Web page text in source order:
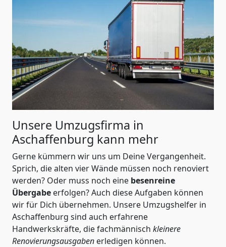
Unsere Umzugsfirma in
Aschaffenburg kann mehr
Gerne kümmern wir uns um Deine Vergangenheit.
Sprich, die alten vier Wände müssen noch renoviert
werden? Oder muss noch eine besenreine
Übergabe erfolgen? Auch diese Aufgaben können
wir für Dich übernehmen. Unsere Umzugshelfer in
Aschaffenburg sind auch erfahrene
Handwerkskräfte, die fachmännisch kleinere
Renovierungsausgaben erledigen können.